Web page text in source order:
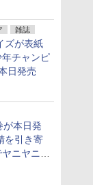
雑誌
ズが表紙
チャンピ
日発売
が本日発
を引き寄
ニヤニき